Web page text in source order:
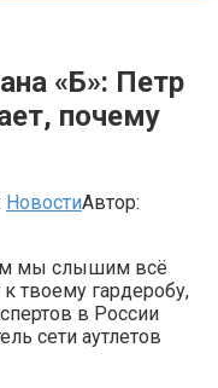
«Б»: Петр
почему
НовостиАвтор:
мы слышим всё
твоему гардеробу,
в России
сети аутлетов